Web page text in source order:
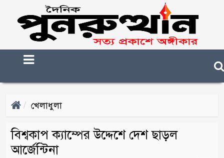
খেলাধুলা
বিশ্বকাপ ক্যাম্পের উদ্দেশে দেশ ছাড়ল
আর্জেন্টিনা